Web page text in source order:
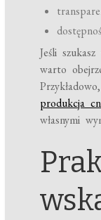
Jeśli
warto
produkcja
własnymi